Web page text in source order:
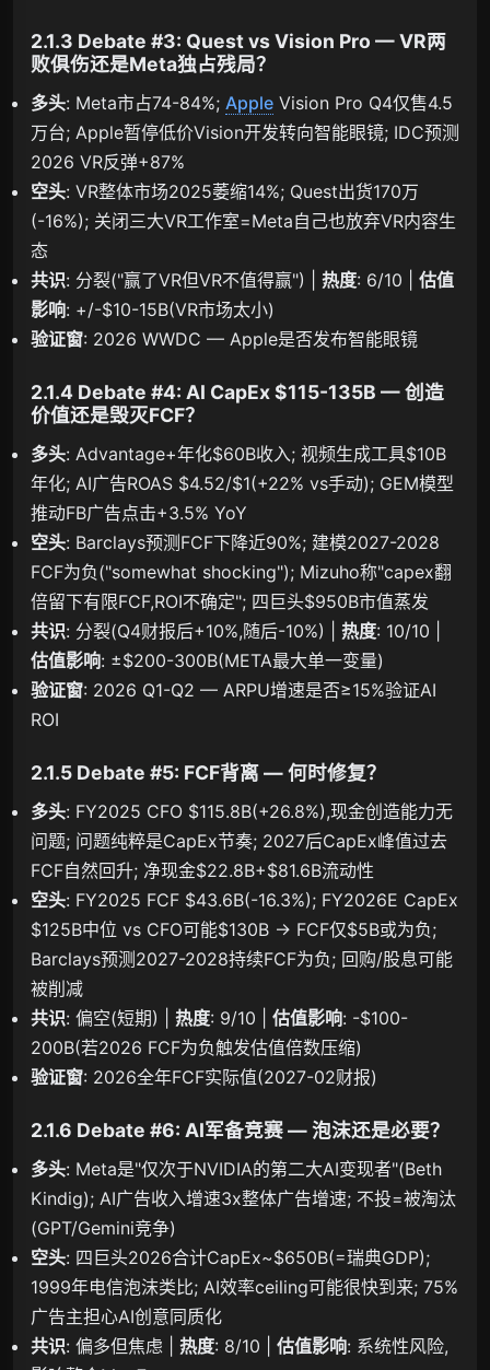
2.1.3 Debate #3: Quest vs Vision Pro — VR两
败俱伤还是Meta独占残局？
多头: Meta市占74-84%; Apple Vision Pro Q4仅售4.5
万台; Apple暂停低价Vision开发转向智能眼镜; IDC预测
2026 VR反弹+87%
空头: VR整体市场2025萎缩14%; Quest出货170万
(-16%); 关闭三大VR工作室=Meta自己也放弃VR内容生
态
共识: 分裂("赢了VR但VR不值得赢") | 热度: 6/10 | 估值
影响: +/-$10-15B(VR市场太小)
验证窗: 2026 WWDC — Apple是否发布智能眼镜
2.1.4 Debate #4: AI CapEx $115-135B — 创造
价值还是毁灭FCF？
多头: Advantage+年化$60B收入; 视频生成工具$10B
年化; AI广告ROAS $4.52/$1(+22% vs手动); GEM模型
推动FB广告点击+3.5% YoY
空头: Barclays预测FCF下降近90%; 建模2027-2028
FCF为负("somewhat shocking"); Mizuho称"capex翻
倍留下有限FCF,ROI不确定"; 四巨头$950B市值蒸发
共识: 分裂(Q4财报后+10%,随后-10%) | 热度: 10/10 |
估值影响: ±$200-300B(META最大单一变量)
验证窗: 2026 Q1-Q2 — ARPU增速是否≥15%验证AI
ROI
2.1.5 Debate #5: FCF背离 — 何时修复？
多头: FY2025 CFO $115.8B(+26.8%),现金创造能力无
问题; 问题纯粹是CapEx节奏; 2027后CapEx峰值过去
FCF自然回升; 净现金$22.8B+$81.6B流动性
空头: FY2025 FCF $43.6B(-16.3%); FY2026E CapEx
$125B中位 vs CFO可能$130B → FCF仅$5B或为负;
Barclays预测2027-2028持续FCF为负; 回购/股息可能
被削减
共识: 偏空(短期) | 热度: 9/10 | 估值影响: -$100-
200B(若2026 FCF为负触发估值倍数压缩)
验证窗: 2026全年FCF实际值(2027-02财报)
2.1.6 Debate #6: AI军备竞赛 — 泡沫还是必要？
多头: Meta是"仅次于NVIDIA的第二大AI变现者"(Beth
Kindig); AI广告收入增速3x整体广告增速; 不投=被淘汰
(GPT/Gemini竞争)
空头: 四巨头2026合计CapEx~$650B(=瑞典GDP);
1999年电信泡沫类比; AI效率ceiling可能很快到来; 75%
广告主担心AI创意同质化
共识: 偏多但焦虑 | 热度: 8/10 | 估值影响: 系统性风险,